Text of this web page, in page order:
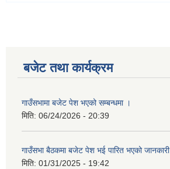
बजेट तथा कार्यक्रम
गाउँसभामा बजेट पेश भएको सम्बन्धमा ।
मिति: 06/24/2026 - 20:39
गाउँसभा बैठकमा बजेट पेश भई पारित भएको जानकारी
मिति: 01/31/2025 - 19:42